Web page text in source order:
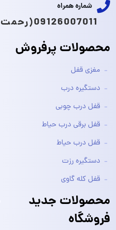
شماره همراه
09126007011(رحمت زاده)
محصولات پرفروش
مغزی قفل
دستگیره درب
قفل درب چوبی
قفل برقی درب حیاط
قفل درب حیاط
دستگیره رزت
قفل کله گاوی
محصولات جدید
فروشگاه